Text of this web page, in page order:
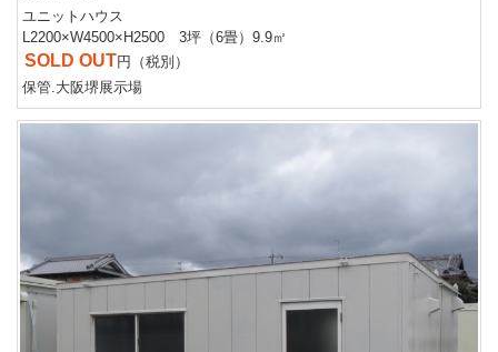
ユニットハウス
L2200×W4500×H2500 3坪（6畳）9.9㎡
SOLD OUT円（税別）
保管.大阪堺展示場